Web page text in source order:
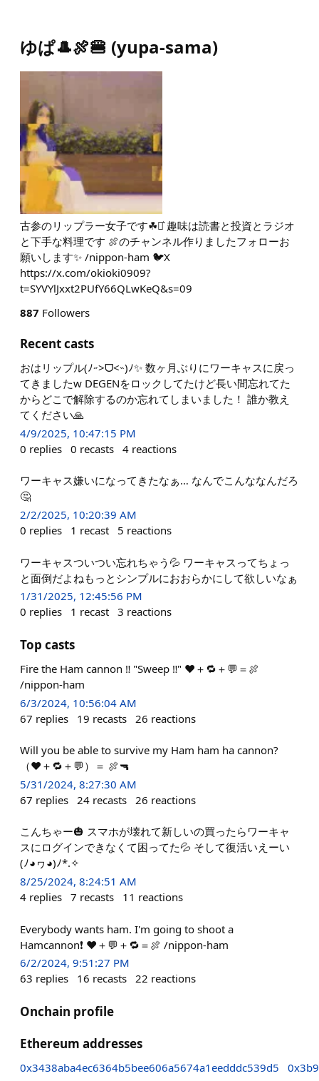
ゆぱ🎩🍖🍔 (yupa-sama)
古参のリップラー女子です☘︎︎⋆͛ 趣味は読書と投資とラジオ
と下手な料理です 🍖のチャンネル作りましたフォローお
願いします✨ /nippon-ham 🐦X
https://x.com/okioki0909?
t=SYVYlJxxt2PUfY66QLwKeQ&s=09
887 Followers
Recent casts
おはリップル‪(ﾉ˶>ᗜ​<˵)ﾉ✨ 数ヶ月ぶりにワーキャスに戻っ
てきましたw DEGENをロックしてたけど長い間忘れてた
からどこで解除するのか忘れてしまいました！ 誰か教え
てください🙏
4/9/2025, 10:47:15 PM
0 replies 0 recasts 4 reactions
ワーキャス嫌いになってきたなぁ… なんでこんななんだろ
🤔
2/2/2025, 10:20:39 AM
0 replies 1 recast 5 reactions
ワーキャスついつい忘れちゃう💦 ワーキャスってちょっ
と面倒だよねもっとシンプルにおおらかにして欲しいなぁ
1/31/2025, 12:45:56 PM
0 replies 1 recast 3 reactions
Top casts
Fire the Ham cannon ‼️ "Sweep ‼️" ❤＋🔁＋💬＝🍖
/nippon-ham
6/3/2024, 10:56:04 AM
67 replies 19 recasts 26 reactions
Will you be able to survive my Ham ham ha cannon?
（❤＋🔁＋💬）＝ 🍖🔫
5/31/2024, 8:27:30 AM
67 replies 24 recasts 26 reactions
こんちゃー🎃 スマホが壊れて新しいの買ったらワーキャ
スにログインできなくて困ってた💦 そして復活いえーい
(⁠ﾉ⁠◕⁠ヮ⁠◕⁠)⁠ﾉ⁠*⁠.⁠✧
8/25/2024, 8:24:51 AM
4 replies 7 recasts 11 reactions
Everybody wants ham. I'm going to shoot a
Hamcannon❗ ❤＋💬＋🔁＝🍖 /nippon-ham
6/2/2024, 9:51:27 PM
63 replies 16 recasts 22 reactions
Onchain profile
Ethereum addresses
0x3438aba4ec6364b5bee606a5674a1eedddc539d5